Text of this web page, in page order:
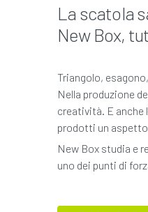
La scatola
New Box,
Triangolo,
Nella produzione
creatività. E anche
prodotti un
New Box studia e
uno dei punti di